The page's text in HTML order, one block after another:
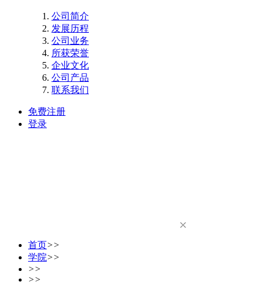
公司简介
发展历程
公司业务
所获荣誉
企业文化
公司产品
联系我们
免费注册
登录
首页>>
学院>>
>>
>>